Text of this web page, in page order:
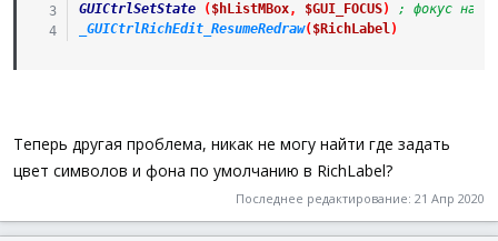
GUICtrlSetState
($hListMBox, $GUI_FOCUS)
; фокус на
_GUICtrlRichEdit_ResumeRedraw($RichLabel )
Теперь другая проблема, никак не могу найти где задать
цвет символов и фона по умолчанию в RichLabel?
Последнее редактирование: 21 Апр 2020